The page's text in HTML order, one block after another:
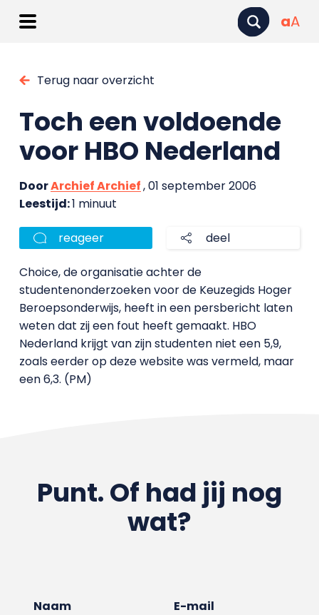
aA
Terug naar overzicht
Toch een voldoende
voor HBO Nederland
DoorArchief Archief, 01 september 2006
Leestijd:1 minuut
reageer deel
Choice, de organisatie achter de
studentenonderzoeken voor de Keuzegids Hoger
Beroepsonderwijs, heeft in een persbericht laten
weten dat zij een fout heeft gemaakt. HBO
Nederland krijgt van zijn studenten niet een 5,9,
zoals eerder op deze website was vermeld, maar
een 6,3. (PM)
Punt. Of had jij nog
wat?
Naam E-mail